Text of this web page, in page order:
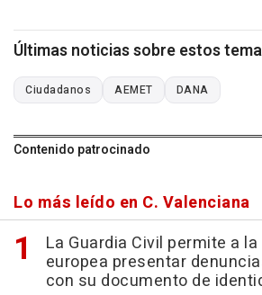
Últimas noticias sobre estos
Ciudadanos AEMET DANA
Contenido patrocinado
Lo más leído en C. Valenciana
La Guardia Civil permite a
europea presentar
con su documento de